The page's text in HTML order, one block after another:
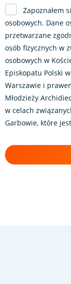
Zapoznałem
osobowych. Dane
przetwarzane
osób fizycznych w
osobowych w
Episkopatu Polski
Warszawie i
Młodzieży
w celach
Garbowie, które